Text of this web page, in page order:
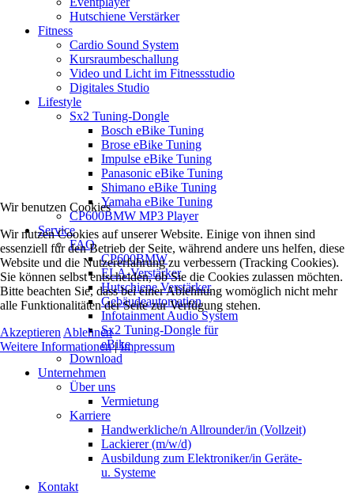
Hutschiene Verstärker
Fitness
Cardio Sound System
Kursraumbeschallung
Video und Licht im Fitnessstudio
Digitales Studio
Lifestyle
Sx2 Tuning-Dongle
Bosch eBike Tuning
Brose eBike Tuning
Impulse eBike Tuning
Panasonic eBike Tuning
Shimano eBike Tuning
Yamaha eBike Tuning
CP600BMW MP3 Player
Service
FAQ
CP600BMW
ELA-Verstärker
Hutschiene Verstärker
Gebäudeautomation
Infotainment Audio System
Sx2 Tuning-Dongle für
eBike
Download
Unternehmen
Über uns
Vermietung
Karriere
Handwerkliche/n Allrounder/in (Vollzeit)
Lackierer (m/w/d)
Ausbildung zum Elektroniker/in Geräte-
u. Systeme
Kontakt
Wir benutzen Cookies
Wir nutzen Cookies auf unserer Website. Einige von ihnen sind
essenziell für den Betrieb der Seite, während andere uns helfen, diese
Website und die Nutzererfahrung zu verbessern (Tracking Cookies).
Sie können selbst entscheiden, ob Sie die Cookies zulassen möchten.
Bitte beachten Sie, dass bei einer Ablehnung womöglich nicht mehr
alle Funktionalitäten der Seite zur Verfügung stehen.
Akzeptieren Ablehnen
Weitere Informationen|Impressum